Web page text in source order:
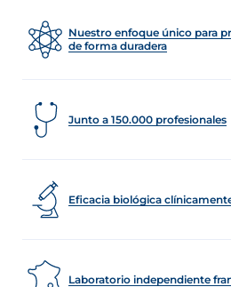
Nuestro enfoque único para
de forma duradera
Junto a 150.000 profesionales
Eficacia biológica
Laboratorio independiente